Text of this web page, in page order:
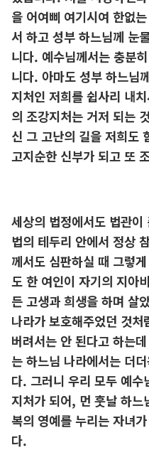
을 어여삐 여기시여 한없
서 하고 성부 하느님께 눈
니다. 예수님께서는 충분
니다. 아마도 성부 하느님
지처인 저희를 쉽사리 내
의 조강지처는 거저 되는
신 그 고난의 길을 저희도
고지순한 신부가 되고 또
세상의 법정에서도 법관
법의 테두리 안에서 정상
께서도 심판하실 때 그렇
도 한 여인이 자기의 지아
든 고생과 희생을 하며 살
나라가 보호해주었던 것
버려서는 안 된다고 하는
는 하느님 나라에서는 더
다. 그러니 우리 모두 예수
지처가 되어, 먼 훗날 하느
복의 영예를 누리는 자녀
다.